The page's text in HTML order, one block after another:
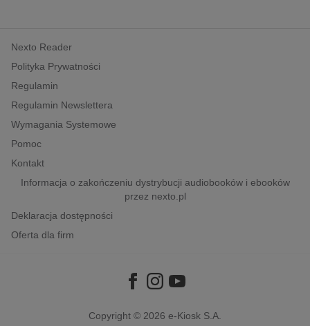
polityka, społeczno-informacyjne
psychologiczne
inne
popularno-naukowe
historia
Nexto Reader
Polityka Prywatności
Regulamin
Regulamin Newslettera
Wymagania Systemowe
Pomoc
Kontakt
Informacja o zakończeniu dystrybucji audiobooków i ebooków
przez nexto.pl
Deklaracja dostępności
Oferta dla firm
Copyright © 2026 e-Kiosk S.A.